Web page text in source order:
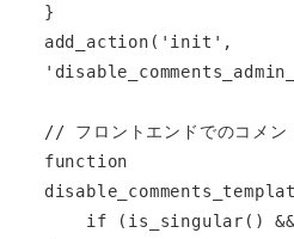
}
add_action('init',
// フロントエンドでのコメン
function